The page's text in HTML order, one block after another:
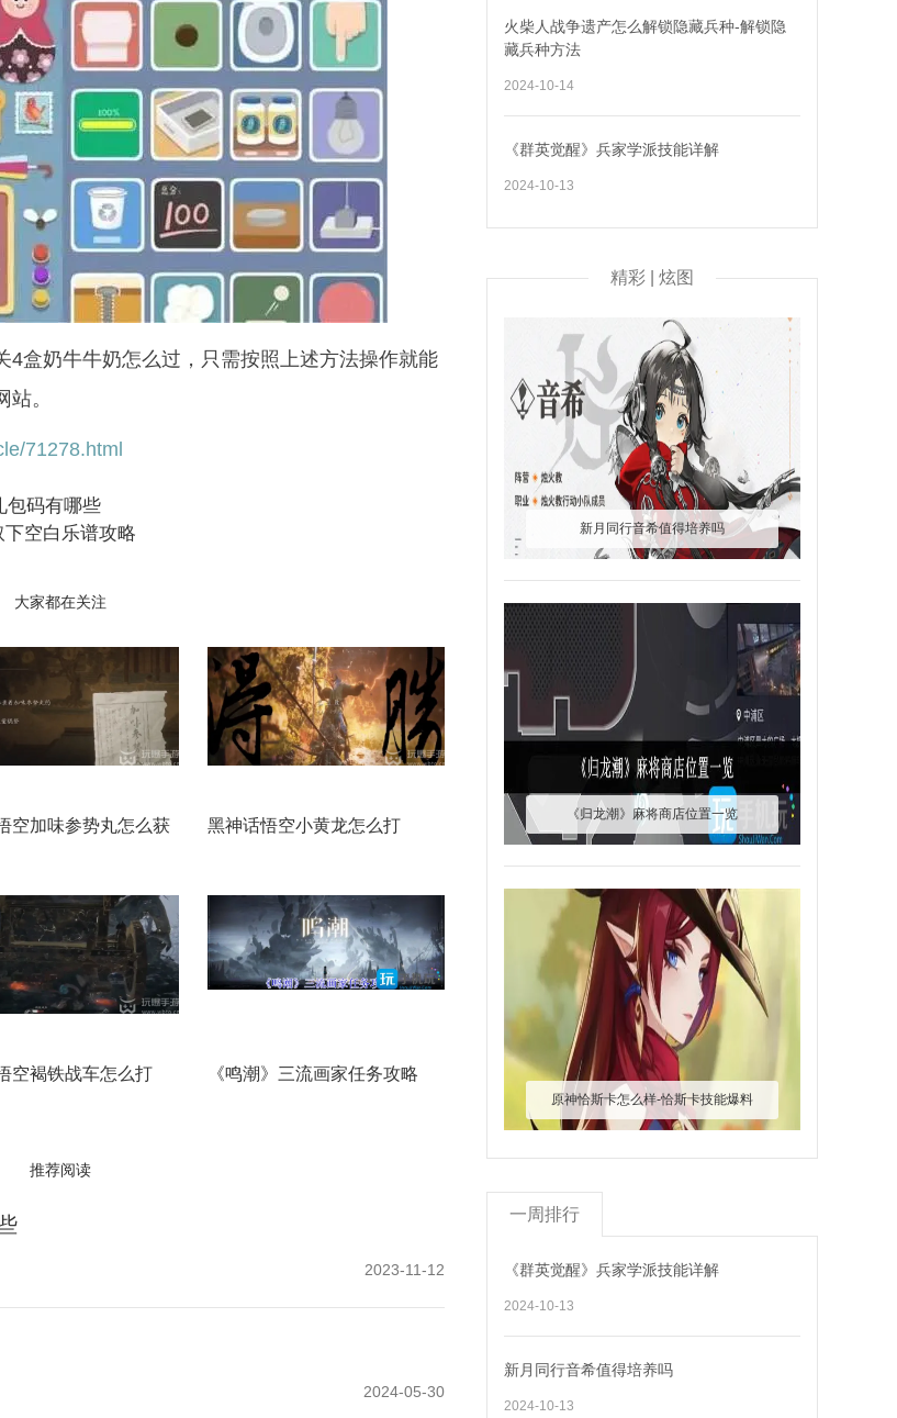
4盒奶牛牛奶怎么过 ，只需按照上述方法操作就能
。
71278.html
包码有哪些
空白乐谱攻略
大家都在关注
空加味参势丸怎么获
黑神话悟空小黄龙怎么打
空褐铁战车怎么打 《鸣潮》三流画家任务攻略
推荐阅读
2023-11-12
2024-05-30
火柴人战争遗产怎么解锁隐藏兵种-解锁隐
藏兵种方法
2024-10-14
《群英觉醒》兵家学派技能详解
2024-10-13
精彩 | 炫图
新月同行音希值得培养吗
《归龙潮》麻将商店位置一览
原神恰斯卡怎么样-恰斯卡技能爆料
一周排行
《群英觉醒》兵家学派技能详解
2024-10-13
新月同行音希值得培养吗
2024-10-13